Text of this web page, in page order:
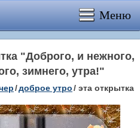
Меню
"Доброго, и нежного,
зимнего, утра!"
/доброе утро/ эта открытка